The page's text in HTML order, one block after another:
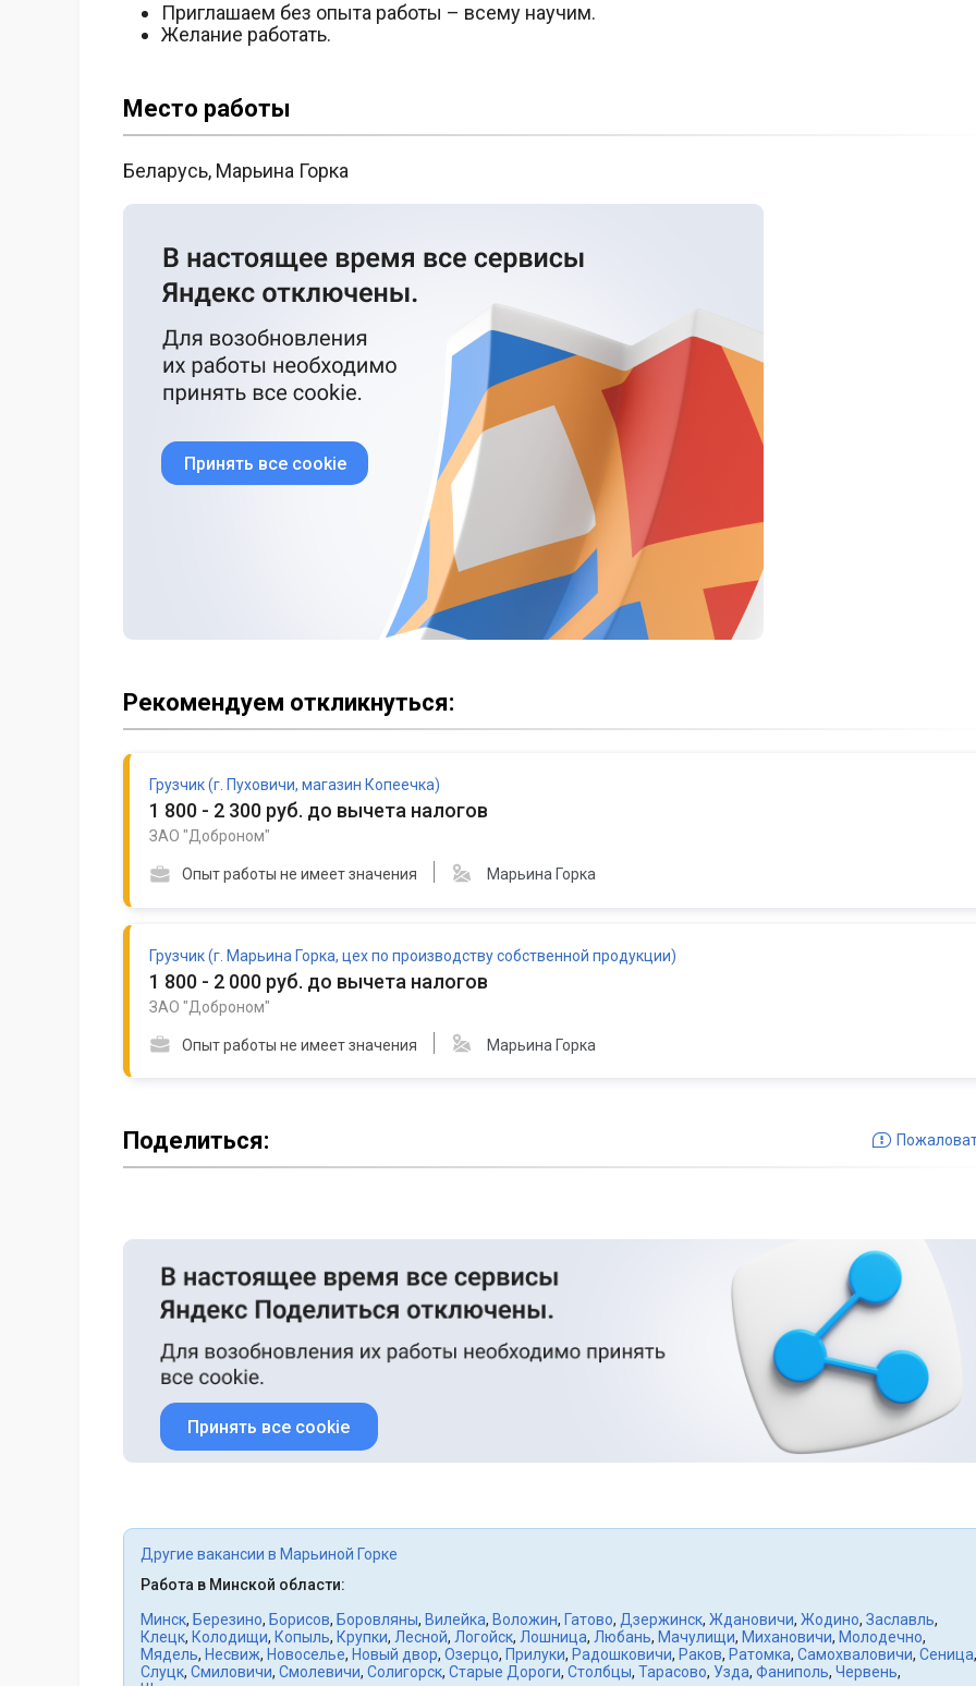
Приглашаем без опыта работы – всему научим.
Желание работать.
Место работы
Беларусь, Марьина Горка
Принять все cookie
Рекомендуем откликнуться:
Грузчик (г. Пуховичи, магазин Копеечка)
1 800 - 2 300 руб. до вычета налогов
ЗАО "Доброном"
Опыт работы не имеет значения Марьина Горка
Грузчик (г. Марьина Горка, цех по производству собственной продукции)
1 800 - 2 000 руб. до вычета налогов
ЗАО "Доброном"
Опыт работы не имеет значения Марьина Горка
Поделиться:
Принять все cookie
Другие вакансии в Марьиной Горке
Работа в Минской области:
Минск, Березино, Борисов, Боровляны, Вилейка, Воложин, Гатово, Дзержинск, Ждановичи, Жодино, Заславль,
Клецк, Колодищи, Копыль, Крупки, Лесной, Логойск, Лошница, Любань, Мачулищи, Михановичи, Молодечно,
Мядель, Несвиж, Новоселье, Новый двор, Озерцо, Прилуки, Радошковичи, Раков, Ратомка, Самохваловичи, Сеница,
Слуцк, Смиловичи, Смолевичи, Солигорск, Старые Дороги, Столбцы, Тарасово, Узда, Фаниполь, Червень,